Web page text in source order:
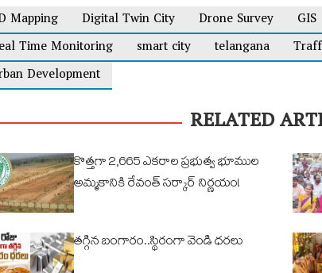
Mapping
Digital Twin City Drone Survey GIS
Time Monitoring
smart city telangana
Development
RELATED
కొత్తగా 2,665 ఎకరాల ప్రభుత్వ భూముల
అమ్మకానికి రేవంత్ సర్కార్ నిర్ణయం!
తగ్గిన బంగారం..స్థిరంగా వెండి ధరలు